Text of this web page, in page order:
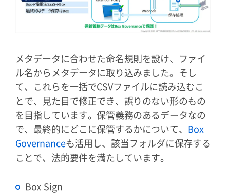
メタデータに合わせた命名規則を設け、ファイ
ル名からメタデータに取り込みました。そし
て、これらを一括でCSVファイルに読み込むこ
とで、見た目で修正でき、誤りのない形のもの
を目指しています。保管義務のあるデータなの
で、最終的にどこに保管するかについて、 Box
Governanceも活用し、該当フォルダに保存する
ことで、法的要件を満たしています。
Box Sign